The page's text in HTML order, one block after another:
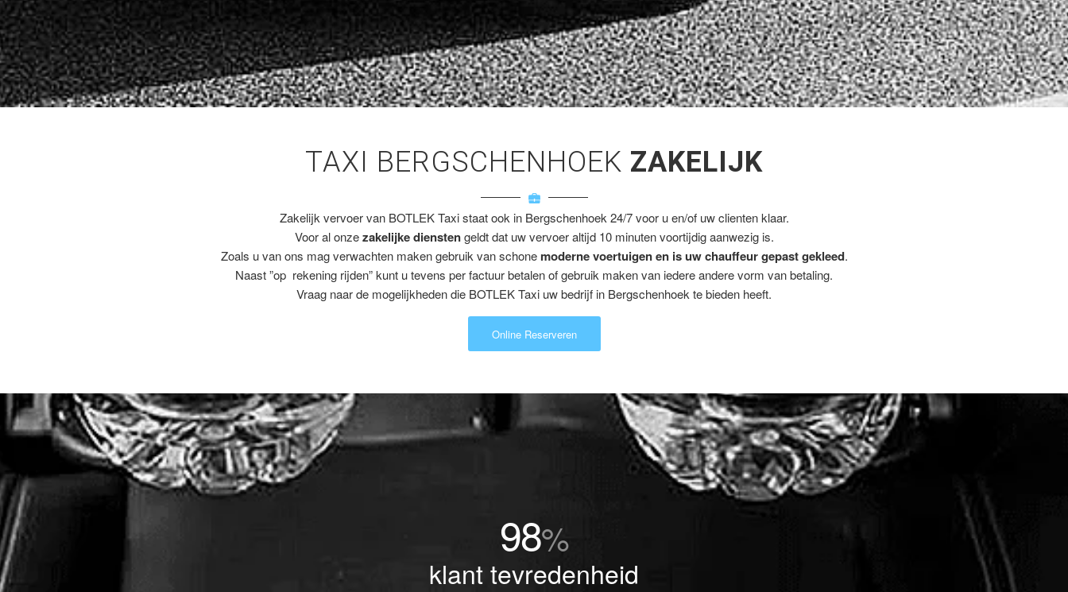
TAXI BERGSCHENHOEK ZAKELIJK
Zakelijk vervoer van BOTLEK Taxi staat ook in Bergschenhoek 24/7 voor u en/of uw clienten klaar.
Voor al onzezakelijke dienstengeldt dat uw vervoer altijd 10 minuten voortijdig aanwezig is.
Zoals u van ons mag verwachten maken gebruik van schone moderne voertuigen en is uw chauffeur gepast gekleed.
Naast ”op rekening rijden” kunt u tevens per factuur betalen of gebruik maken van iedere andere vorm van betaling.
Vraag naar de mogelijkheden die BOTLEK Taxi uw bedrijf in Bergschenhoek te bieden heeft.
Online Reserveren
98%
klant tevredenheid